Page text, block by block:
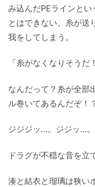
み込んだPEラインと
とはできない。糸が送
我をしてしまう。
「糸がなくなりそうだ
なんだって？糸が全部
ル巻いてあるんだぞ！
ジジジッ…。ジジッ…。
ドラグが不穏な音を立
湊と結衣と瑠璃は狭い